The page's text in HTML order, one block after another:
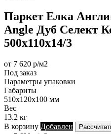
Паркет Елка
Angle Дуб Селект
500х110х14/3
от 7 620 р/м2
Под заказ
Параметры упаковки
Габариты
510х120х100 мм
Вес
13.2 кг
В корзину Добавлен